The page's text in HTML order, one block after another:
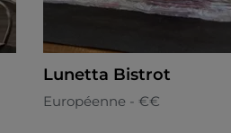
Lunetta Bistrot
Européenne - €€